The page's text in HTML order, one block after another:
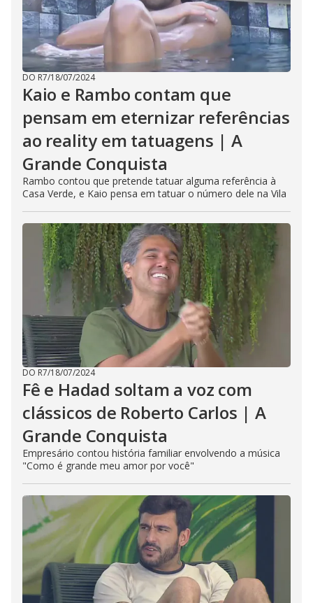
DO R7/18/07/2024
Kaio e Rambo contam que
pensam em eternizar referências
ao reality em tatuagens | A
Grande Conquista
Rambo contou que pretende tatuar alguma referência à
Casa Verde, e Kaio pensa em tatuar o número dele na Vila
DO R7/18/07/2024
Fê e Hadad soltam a voz com
clássicos de Roberto Carlos | A
Grande Conquista
Empresário contou história familiar envolvendo a música
"Como é grande meu amor por você"